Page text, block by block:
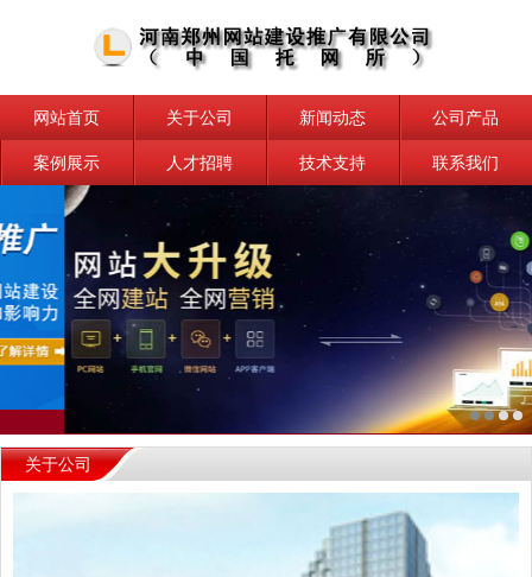
网站首页 关于公司 新闻动态 公司产品
案例展示 人才招聘 技术支持 联系我们
关于公司